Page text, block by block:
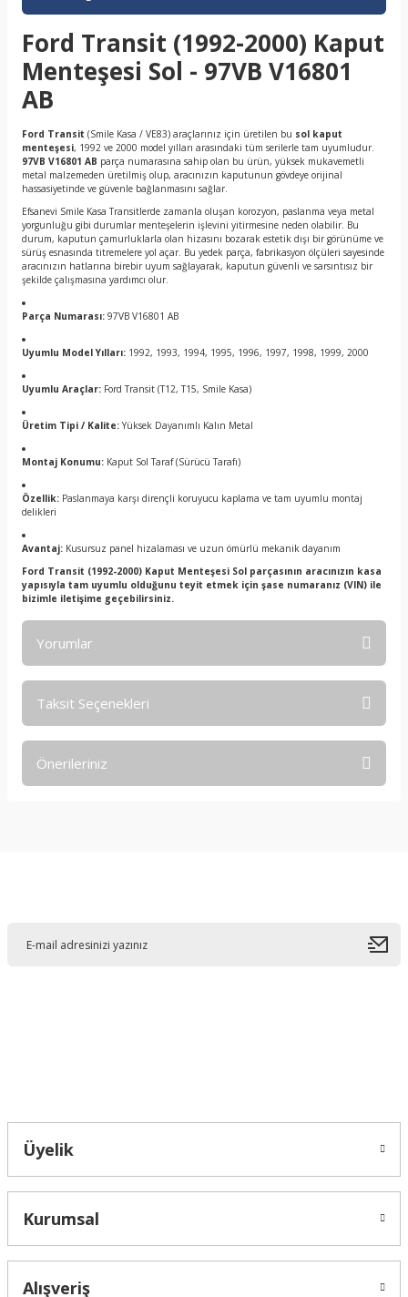
Ford Transit (1992-2000) Kaput
Menteşesi Sol - 97VB V16801
AB
Ford Transit (Smile Kasa / VE83) araçlarınız için üretilen bu sol kaput
menteşesi, 1992 ve 2000 model yılları arasındaki tüm serilerle tam uyumludur.
97VB V16801 AB parça numarasına sahip olan bu ürün, yüksek mukavemetli
metal malzemeden üretilmiş olup, aracınızın kaputunun gövdeye orijinal
hassasiyetinde ve güvenle bağlanmasını sağlar.
Efsanevi Smile Kasa Transitlerde zamanla oluşan korozyon, paslanma veya metal
yorgunluğu gibi durumlar menteşelerin işlevini yitirmesine neden olabilir. Bu
durum, kaputun çamurluklarla olan hizasını bozarak estetik dışı bir görünüme ve
sürüş esnasında titremelere yol açar. Bu yedek parça, fabrikasyon ölçüleri sayesinde
aracınızın hatlarına birebir uyum sağlayarak, kaputun güvenli ve sarsıntısız bir
şekilde çalışmasına yardımcı olur.
Parça Numarası: 97VB V16801 AB
Uyumlu Model Yılları: 1992, 1993, 1994, 1995, 1996, 1997, 1998, 1999, 2000
Uyumlu Araçlar: Ford Transit (T12, T15, Smile Kasa)
Üretim Tipi / Kalite:Yüksek Dayanımlı Kalın Metal
Montaj Konumu: Kaput Sol Taraf (Sürücü Tarafı)
Özellik: Paslanmaya karşı dirençli koruyucu kaplama ve tam uyumlu montaj
delikleri
Avantaj: Kusursuz panel hizalaması ve uzun ömürlü mekanik dayanım
Ford Transit (1992-2000) Kaput Menteşesi Sol parçasının aracınızın kasa
yapısıyla tam uyumlu olduğunu teyit etmek için şase numaranız (VIN) ile
bizimle iletişime geçebilirsiniz.
Yorumlar
Taksit Seçenekleri
Önerileriniz
Üyelik
Kurumsal
Alışveriş